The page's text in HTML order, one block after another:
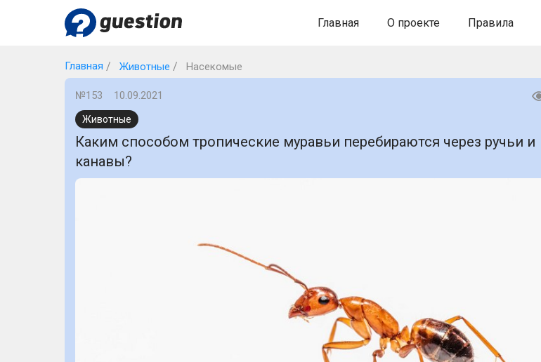
Главная О проекте Правила
Главная Животные Насекомые
№153 10.09.2021
Животные
Каким способом тропические муравьи перебираются через ручьи и
канавы?